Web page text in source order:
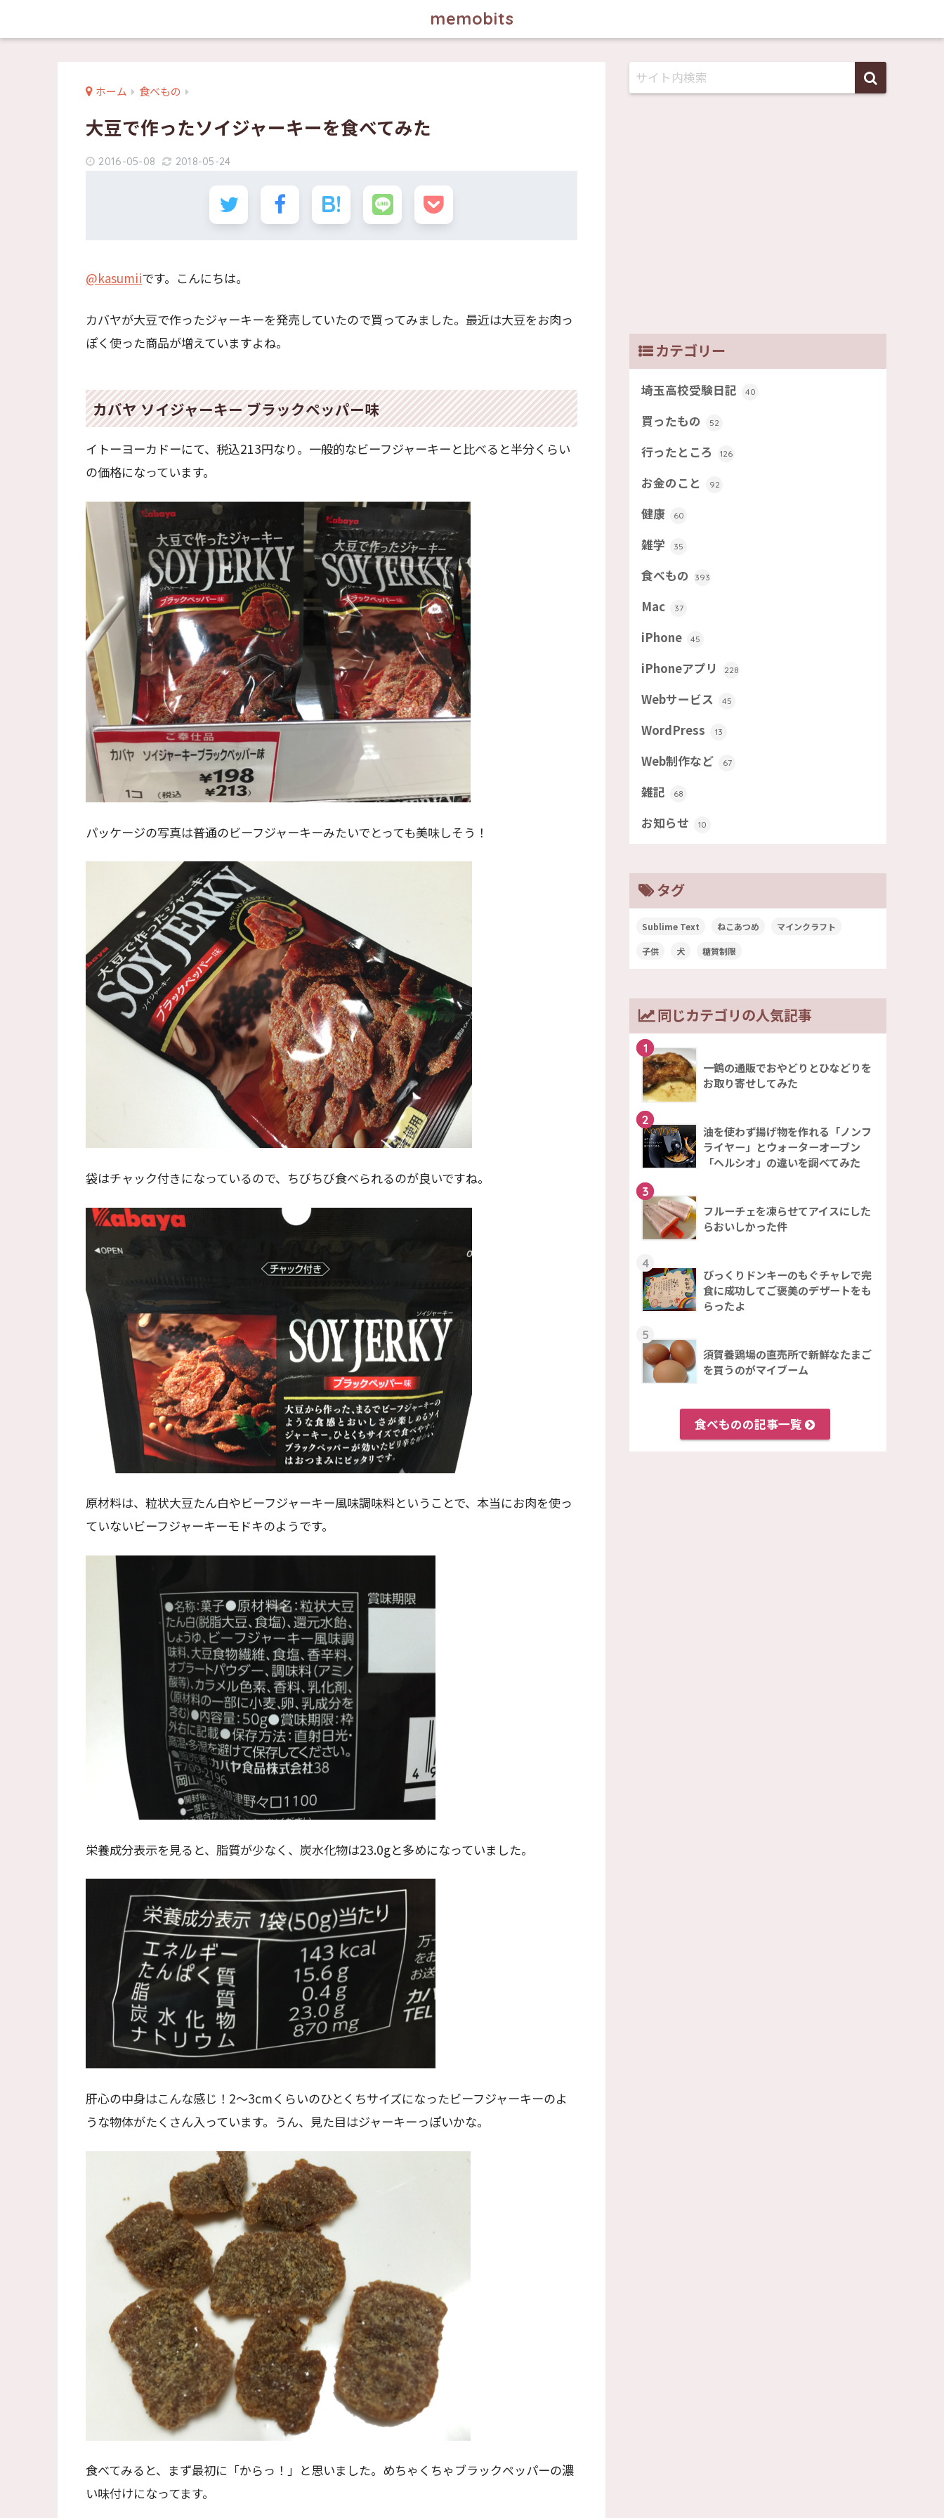
memobits
ホーム 食べもの
大豆で作ったソイジャーキーを食べてみた
2016-05-08 2018-05-24
@kasumiiです。こんにちは。
カバヤが大豆で作ったジャーキーを発売していたので買ってみました。最近は大豆をお肉っ
ぽく使った商品が増えていますよね。
カバヤ ソイジャーキー ブラックペッパー味
イトーヨーカドーにて、税込213円なり。一般的なビーフジャーキーと比べると半分くらい
の価格になっています。
パッケージの写真は普通のビーフジャーキーみたいでとっても美味しそう！
袋はチャック付きになっているので、ちびちび食べられるのが良いですね。
原材料は、粒状大豆たん白やビーフジャーキー風味調味料ということで、本当にお肉を使っ
ていないビーフジャーキーモドキのようです。
栄養成分表示を見ると、脂質が少なく、炭水化物は23.0gと多めになっていました。
肝心の中身はこんな感じ！2〜3cmくらいのひとくちサイズになったビーフジャーキーのよ
うな物体がたくさん入っています。うん、見た目はジャーキーっぽいかな。
食べてみると、まず最初に「からっ！」と思いました。めちゃくちゃブラックペッパーの濃
い味付けになってます。
カテゴリー
埼玉高校受験日記 40
買ったもの 52
行ったところ 126
お金のこと 92
健康 60
雑学 35
食べもの 393
Mac 37
iPhone 45
iPhoneアプリ 228
Webサービス 45
WordPress 13
Web制作など 67
雑記 68
お知らせ 10
タグ
Sublime Text ねこあつめ マインクラフト
子供 犬 糖質制限
同じカテゴリの人気記事
1
一鶴の通販でおやどりとひなどりを
お取り寄せしてみた
2
油を使わず揚げ物を作れる「ノンフ
ライヤー」とウォーターオーブン
「ヘルシオ」の違いを調べてみた
3
フルーチェを凍らせてアイスにした
らおいしかった件
4
びっくりドンキーのもぐチャレで完
食に成功してご褒美のデザートをも
らったよ
5
須賀養鶏場の直売所で新鮮なたまご
を買うのがマイブーム
食べものの記事一覧